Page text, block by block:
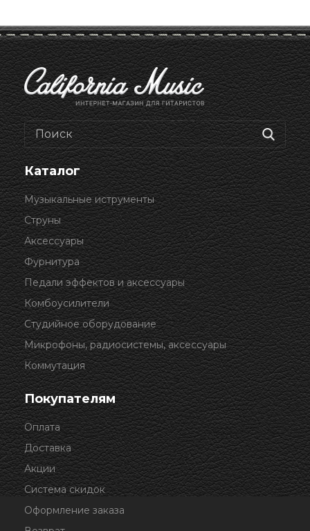
Каталог
Музыкальные иструменты
Струны
Аксессуары
Фурнитура
Педали эффектов и аксессуары
Комбоусилители
Студийное оборудование
Микрофоны, радиосистемы, аксессуары
Коммутация
Покупателям
Оплата
Доставка
Акции
Система скидок
Оформление заказа